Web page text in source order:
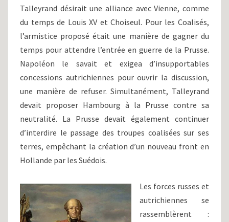
Talleyrand désirait une alliance avec Vienne, comme
du temps de Louis XV et Choiseul. Pour les Coalisés,
l’armistice proposé était une manière de gagner du
temps pour attendre l’entrée en guerre de la Prusse.
Napoléon le savait et exigea d’insupportables
concessions autrichiennes pour ouvrir la discussion,
une manière de refuser. Simultanément, Talleyrand
devait proposer Hambourg à la Prusse contre sa
neutralité. La Prusse devait également continuer
d’interdire le passage des troupes coalisées sur ses
terres, empêchant la création d’un nouveau front en
Hollande par les Suédois.
Les forces russes et
autrichiennes se
rassemblèrent :